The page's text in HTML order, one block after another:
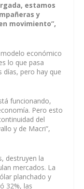
estamos
y
movimiento”,
económico
lo que pasa
días, pero hay que
funcionando,
Pero esto
del
y de Macri”,
destruyen la
mercados. La
planchado y
32%, las